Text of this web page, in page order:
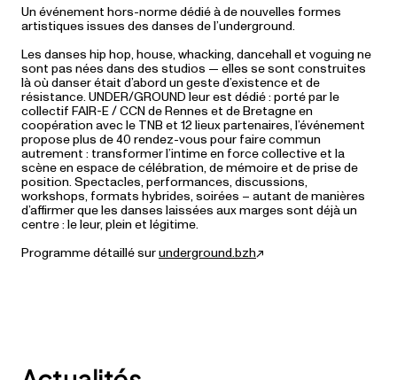
Un événement hors-norme dédié à de nouvelles formes
artistiques issues des danses de l’underground.
Les danses hip hop, house, whacking, dancehall et voguing ne
sont pas nées dans des studios — elles se sont construites
là où danser était d’abord un geste d’existence et de
résistance. UNDER/GROUND leur est dédié : porté par le
collectif FAIR-E / CCN de Rennes et de Bretagne en
coopération avec le TNB et 12 lieux partenaires, l’événement
propose plus de 40 rendez-vous pour faire commun
autrement : transformer l’intime en force collective et la
scène en espace de célébration, de mémoire et de prise de
position. Spectacles, performances, discussions,
workshops, formats hybrides, soirées – autant de manières
d’affirmer que les danses laissées aux marges sont déjà un
centre : le leur, plein et légitime.
Programme détaillé surunderground.bzh